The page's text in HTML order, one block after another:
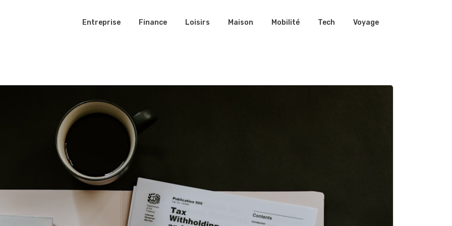
Entreprise Finance Loisirs Maison Mobilité Tech Voyage